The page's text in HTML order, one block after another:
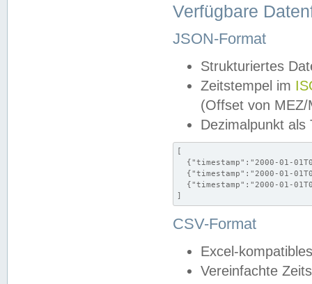
Verfügbare
JSON-Format
Strukturiertes
Zeitstempel im
(Offset von MEZ/
Dezimalpunkt als
[
{"timestamp":"2000-01-
{"timestamp":"2000-01-
{"timestamp":"2000-01-
]
CSV-Format
Excel-
Vereinfachte